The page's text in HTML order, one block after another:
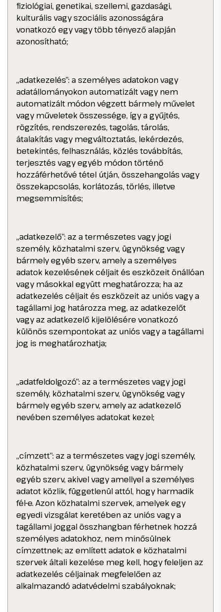
fiziológiai, genetikai, szellemi, gazdasági,
kulturális vagy szociális azonosságára
vonatkozó egy vagy több tényező alapján
azonosítható;
„adatkezelés”: a személyes adatokon vagy
adatállományokon automatizált vagy nem
automatizált módon végzett bármely művelet
vagy műveletek összessége, így a gyűjtés,
rögzítés, rendszerezés, tagolás, tárolás,
átalakítás vagy megváltoztatás, lekérdezés,
betekintés, felhasználás, közlés továbbítás,
terjesztés vagy egyéb módon történő
hozzáférhetővé tétel útján, összehangolás vagy
összekapcsolás, korlátozás, törlés, illetve
megsemmisítés;
„adatkezelő”: az a természetes vagy jogi
személy, közhatalmi szerv, ügynökség vagy
bármely egyéb szerv, amely a személyes
adatok kezelésének céljait és eszközeit önállóan
vagy másokkal együtt meghatározza; ha az
adatkezelés céljait és eszközeit az uniós vagy a
tagállami jog határozza meg, az adatkezelőt
vagy az adatkezelő kijelölésére vonatkozó
különös szempontokat az uniós vagy a tagállami
jog is meghatározhatja;
„adatfeldolgozó”: az a természetes vagy jogi
személy, közhatalmi szerv, ügynökség vagy
bármely egyéb szerv, amely az adatkezelő
nevében személyes adatokat kezel;
„címzett”: az a természetes vagy jogi személy,
közhatalmi szerv, ügynökség vagy bármely
egyéb szerv, akivel vagy amellyel a személyes
adatot közlik, függetlenül attól, hogy harmadik
fél-e. Azon közhatalmi szervek, amelyek egy
egyedi vizsgálat keretében az uniós vagy a
tagállami joggal összhangban férhetnek hozzá
személyes adatokhoz, nem minősülnek
címzettnek; az említett adatok e közhatalmi
szervek általi kezelése meg kell, hogy feleljen az
adatkezelés céljainak megfelelően az
alkalmazandó adatvédelmi szabályoknak;